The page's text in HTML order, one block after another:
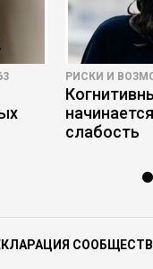
РИСКИ И
слабость